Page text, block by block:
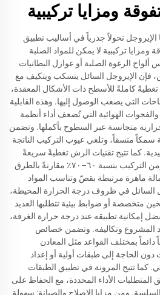
ومزايا تركيبية
الإيروجل تحولاً جذرياً في أساليب تطبيق
تركيبية لا يمكن للمواد الصلبة
ألواح الرغوة الصلبة أو عوازل البطانيات
فإن الإيروجل السائل ينسكب ويتكيف مع
كاملةً للأسطح ذات الأشكال المعقدة،
التي يصعب الوصول إليها. وهذه القابلية
الهوائية التي تُضعف أداء أنظمة
حرارية متجانسة عبر السطوح بأكملها. وتضمن
سمكاً متسقاً، وتلغي عيوب التركيب الناتجة
كما تتيح تقنيات الرش تغطيةً سريعةً
للمساحات الكبيرة، مما يقلل زمن التركيب بنسبة ٦٠–٧٠٪ مقارنةً بالطرق
ماهرة مرتبطة بقصّ وتناسب المواد
السائل في ظروف درجة الحرارة المحيطة،
متخصصة أو ضوابط بيئية تتطلبها العديد
إمكانية تطبيقه عند درجة حرارة الغرفة،
المشروع وتكاليفه. وتضمن خصائص
دائماً بمختلف القواعد مثل المعادن
الحاجة إلى طبقات أولية أو إعداد
تتيح المرونة في تطبيق الطبقات
الأداء المحددة، مع الحفاظ على
السلسة. ومن مزايا الإصلاح والصيانة: سهولة